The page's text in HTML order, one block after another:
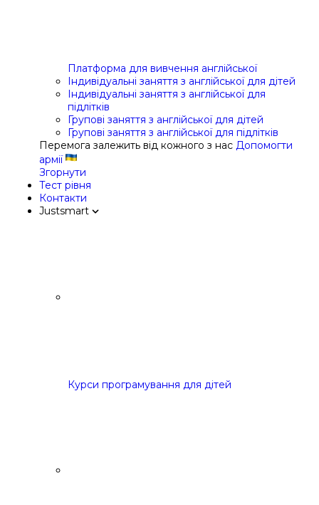
Платформа для вивчення англійської
Індивідуальні заняття з англійської для дітей
Індивідуальні заняття з англійської для
підлітків
Групові заняття з англійської для дітей
Групові заняття з англійської для підлітків
Перемога залежить від кожного з нас Допомогти
армії
Згорнути
Тест рівня
Контакти
Justsmart
Курси програмування для дітей